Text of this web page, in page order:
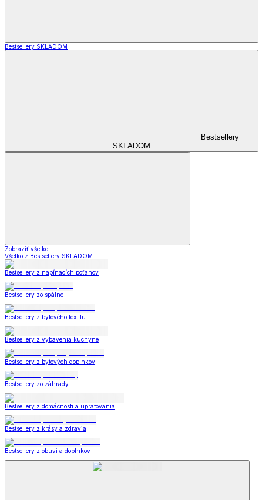
Bestsellery SKLADOM
Bestsellery
SKLADOM
Zobraziť všetko
Všetko z Bestsellery SKLADOM
Bestsellery z napínacích poťahov
Bestsellery zo spálne
Bestsellery z bytového textilu
Bestsellery z vybavenia kuchyne
Bestsellery z bytových doplnkov
Bestsellery zo záhrady
Bestsellery z domácnosti a upratovania
Bestsellery z krásy a zdravia
Bestsellery z obuvi a doplnkov